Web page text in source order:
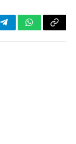
TelegramWhatsApp
Copy